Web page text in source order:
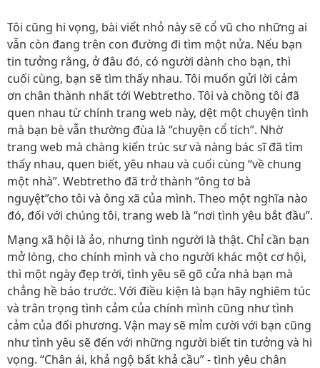
Tôi cũng hi vọng, bài viết nhỏ này sẽ cổ vũ cho những ai
vẫn còn đang trên con đường đi tìm một nửa. Nếu bạn
tin tưởng rằng, ở đâu đó, có người dành cho bạn, thì
cuối cùng, bạn sẽ tìm thấy nhau. Tôi muốn gửi lời cảm
ơn chân thành nhất tới Webtretho. Tôi và chồng tôi đã
quen nhau từ chính trang web này, dệt một chuyện tình
mà bạn bè vẫn thường đùa là “chuyện cổ tích”. Nhờ
trang web mà chàng kiến trúc sư và nàng bác sĩ đã tìm
thấy nhau, quen biết, yêu nhau và cuối cùng “về chung
một nhà”. Webtretho đã trở thành “ông tơ bà
nguyệt”cho tôi và ông xã của mình. Theo một nghĩa nào
đó, đối với chúng tôi, trang web là “nơi tình yêu bắt đầu”.
Mạng xã hội là ảo, nhưng tình người là thật. Chỉ cần bạn
mở lòng, cho chính mình và cho người khác một cơ hội,
thì một ngày đẹp trời, tình yêu sẽ gõ cửa nhà bạn mà
chẳng hề báo trước. Với điều kiện là bạn hãy nghiêm túc
và trân trọng tình cảm của chính mình cũng như tình
cảm của đối phương. Vận may sẽ mỉm cười với bạn cũng
như tình yêu sẽ đến với những người biết tin tưởng và hi
vọng. “Chân ái, khả ngộ bất khả cầu” - tình yêu chân